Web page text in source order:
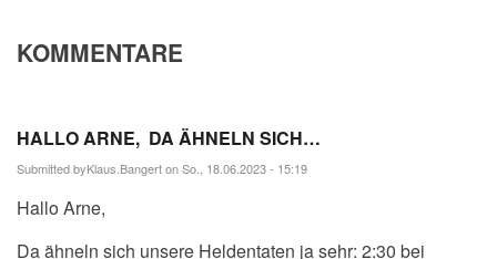
KOMMENTARE
HALLO ARNE, DA ÄHNELN SICH…
Submitted byKlaus.Bangerton So., 18.06.2023 - 15:19
Hallo Arne,
Da ähneln sich unsere Heldentaten ja sehr: 2:30 bei